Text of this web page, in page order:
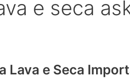
e seca
Lava e Seca